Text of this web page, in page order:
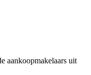
aankoopmakelaars uit